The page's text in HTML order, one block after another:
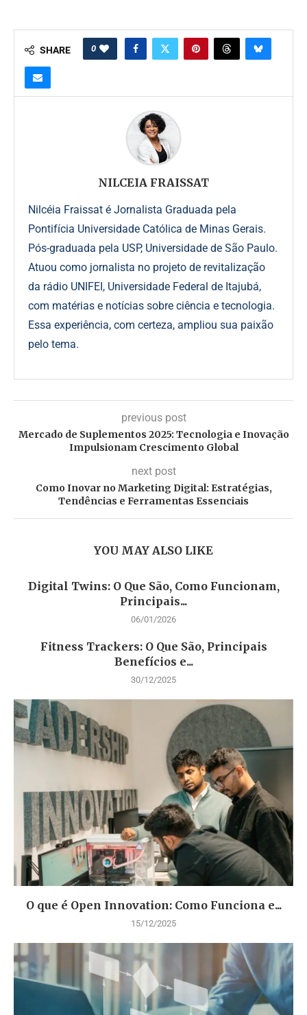
SHARE 0
NILCEIA FRAISSAT
Nilcéia Fraissat é Jornalista Graduada pela
Pontifícia Universidade Católica de Minas Gerais.
Pós-graduada pela USP, Universidade de São Paulo.
Atuou como jornalista no projeto de revitalização
da rádio UNIFEI, Universidade Federal de Itajubá,
com matérias e notícias sobre ciência e tecnologia.
Essa experiência, com certeza, ampliou sua paixão
pelo tema.
previous post
Mercado de Suplementos 2025: Tecnologia e Inovação
Impulsionam Crescimento Global
next post
Como Inovar no Marketing Digital: Estratégias,
Tendências e Ferramentas Essenciais
YOU MAY ALSO LIKE
Digital Twins: O Que São, Como Funcionam,
Principais...
06/01/2026
Fitness Trackers: O Que São, Principais
Benefícios e...
30/12/2025
O que é Open Innovation: Como Funciona e...
15/12/2025